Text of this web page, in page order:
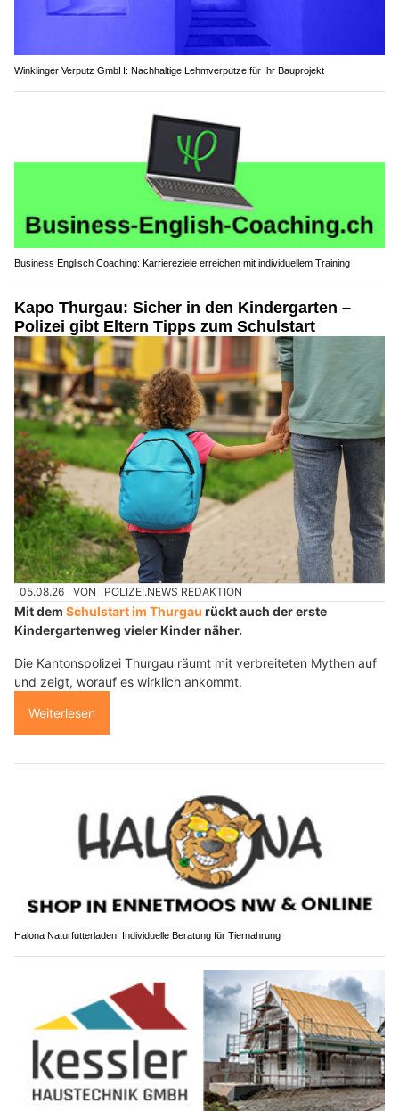
Winklinger Verputz GmbH: Nachhaltige Lehmverputze für Ihr Bauprojekt
Business Englisch Coaching: Karriereziele erreichen mit individuellem Training
Kapo Thurgau: Sicher in den Kindergarten –
Polizei gibt Eltern Tipps zum Schulstart
05.08.26 VON POLIZEI.NEWS REDAKTION
Mit dem Schulstart im Thurgau rückt auch der erste
Kindergartenweg vieler Kinder näher.
Die Kantonspolizei Thurgau räumt mit verbreiteten Mythen auf
und zeigt, worauf es wirklich ankommt.
Weiterlesen
Halona Naturfutterladen: Individuelle Beratung für Tiernahrung